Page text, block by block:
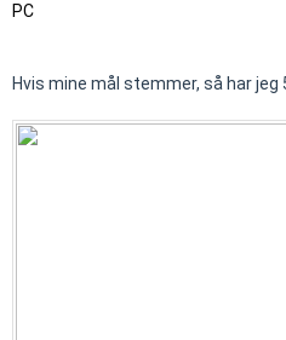
PC
Hvis mine mål stemmer, så har